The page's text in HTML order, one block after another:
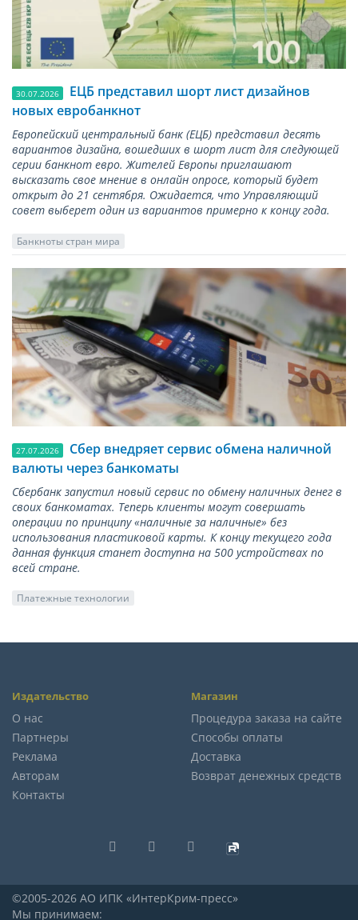
30.07.2026
ЕЦБ представил шорт лист дизайнов
новых евробанкнот
Европейский центральный банк (ЕЦБ) представил десять
вариантов дизайна, вошедших в шорт лист для следующей
серии банкнот евро. Жителей Европы приглашают
высказать свое мнение в онлайн опросе, который будет
открыт до 21 сентября. Ожидается, что Управляющий
совет выберет один из вариантов примерно к концу года.
Банкноты стран мира
27.07.2026
Сбер внедряет сервис обмена наличной
валюты через банкоматы
Сбербанк запустил новый сервис по обмену наличных денег в
своих банкоматах. Теперь клиенты могут совершать
операции по принципу «наличные за наличные» без
использования пластиковой карты. К концу текущего года
данная функция станет доступна на 500 устройствах по
всей стране.
Платежные технологии
Издательство
О нас
Партнеры
Реклама
Авторам
Контакты
Магазин
Процедура заказа на сайте
Способы оплаты
Доставка
Возврат денежных средств
©2005-2026 АО ИПК «ИнтерКрим-пресс»
Мы принимаем: